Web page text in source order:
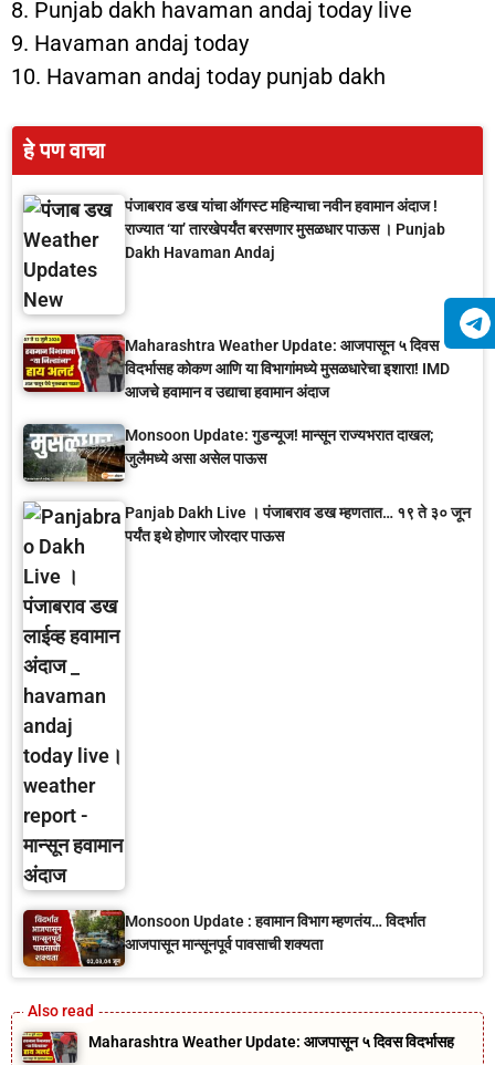
8. Punjab dakh havaman andaj today live
9. Havaman andaj today
10. Havaman andaj today punjab dakh
हे पण वाचा
पंजाबराव डख यांचा ऑगस्ट महिन्याचा नवीन हवामान अंदाज !
राज्यात ‘या’ तारखेपर्यंत बरसणार मुसळधार पाऊस । Punjab
Dakh Havaman Andaj
Maharashtra Weather Update: आजपासून ५ दिवस
विदर्भासह कोकण आणि या विभागांमध्ये मुसळधारेचा इशारा! IMD
आजचे हवामान व उद्याचा हवामान अंदाज
Monsoon Update: गुडन्यूज! मान्सून राज्यभरात दाखल;
जुलैमध्ये असा असेल पाऊस
Panjab Dakh Live । पंजाबराव डख म्हणतात… १९ ते ३० जून
पर्यंत इथे होणार जोरदार पाऊस
Monsoon Update : हवामान विभाग म्हणतंय… विदर्भात
आजपासून मान्सूनपूर्व पावसाची शक्यता
Maharashtra Weather Update: आजपासून ५ दिवस विदर्भासह